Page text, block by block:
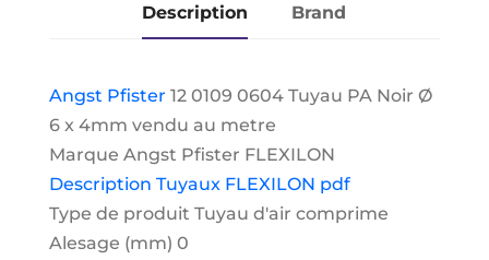
4
mm
vendu
au
metre
Description Brand
Angst Pfister 12 0109 0604 Tuyau PA Noir Ø
6 x 4mm vendu au metre
Marque Angst Pfister FLEXILON
Description Tuyaux FLEXILON pdf
Type de produit Tuyau d'air comprime
Alesage (mm) 0